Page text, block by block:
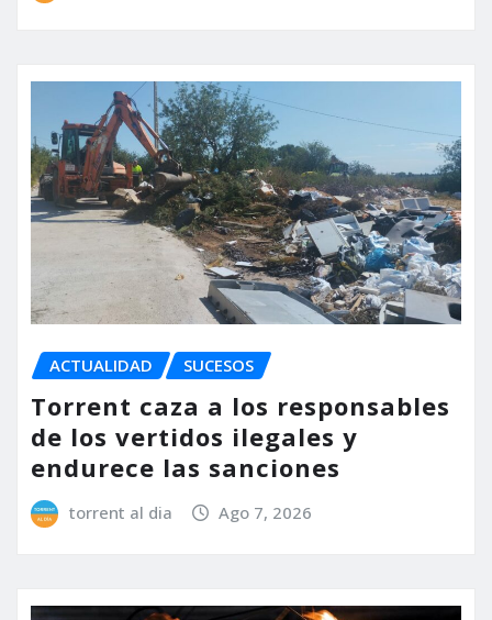
ACTUALIDAD SUCESOS
Torrent caza a los responsables
de los vertidos ilegales y
endurece las sanciones
torrent al dia Ago 7, 2026